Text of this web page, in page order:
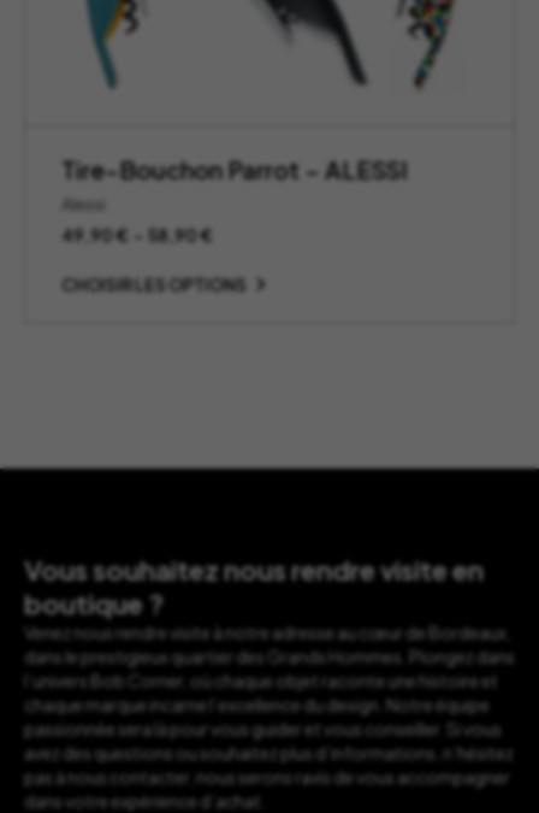
Tire-Bouchon Parrot – ALESSI
Alessi
49,90€ 58,90€
prix :
CHOISIR LES OPTIONS
Vous souhaitez nous rendre visite en
boutique ?
Venez nous rendre visite à notre adresse au cœur de Bordeaux,
dans le prestigieux quartier des Grands Hommes. Plongez dans
l’univers Bob Corner, où chaque objet raconte une histoire et
chaque marque incarne l’excellence du design. Notre équipe
passionnée sera là pour vous guider et vous conseiller. Si vous
avez des questions ou souhaitez plus d’informations, n’hésitez
pas à nous contacter, nous serons ravis de vous accompagner
dans votre expérience d’achat.